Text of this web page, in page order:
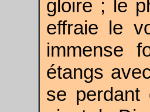
gloire ; le
effraie le
immense
étangs
se perdant